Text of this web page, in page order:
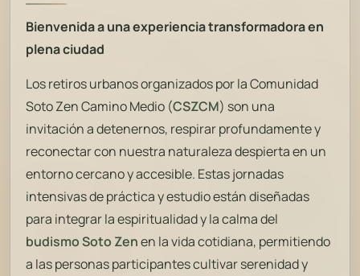
Bienvenida a una experiencia transformadora en
plena ciudad
Los retiros urbanos organizados por la Comunidad
Soto Zen Camino Medio (CSZCM) son una
invitación a detenernos, respirar profundamente y
reconectar con nuestra naturaleza despierta en un
entorno cercano y accesible. Estas jornadas
intensivas de práctica y estudio están diseñadas
para integrar la espiritualidad y la calma del
budismo Soto Zenen la vida cotidiana, permitiendo
a las personas participantes cultivar serenidad y